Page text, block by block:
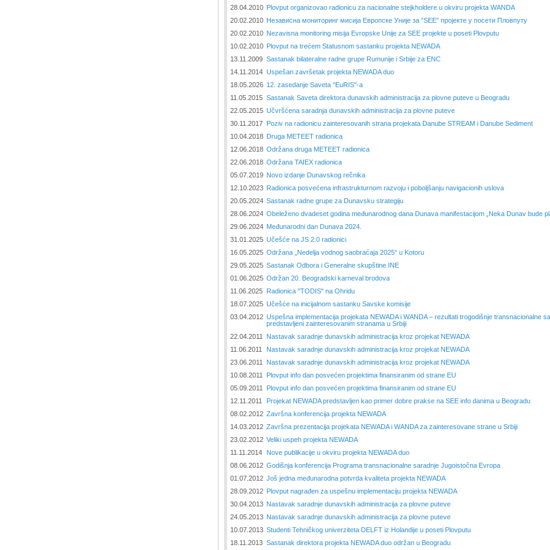
28.04.2010 Plovput organizovao radionicu za nacionalne stejkholdere u okviru projekta WANDA
20.02.2010 Независна мониторинг мисија Европске Уније за ”SEE” пројекте у посети Пловпуту
20.02.2010 Nezavisna monitoring misija Evropske Unije za SEE projekte u poseti Plovputu
10.02.2010 Plovput na trećem Statusnom sastanku projekta NEWADA
13.11.2009 Sastanak bilateralne radne grupe Rumunije i Srbije za ENC
14.11.2014 Uspešan završetak projekta NEWADA duo
18.05.2026 12. zasedanje Saveta "EuRIS"-a
11.05.2015 Sastanak Saveta direktora dunavskih administracija za plovne puteve u Beogradu
22.05.2015 Učvršćena saradnja dunavskih administracija za plovne puteve
30.11.2017 Poziv na radionicu zainteresovanih strana projekata Danube STREAM i Danube Sediment
10.04.2018 Druga METEET radionica
12.06.2018 Održana druga METEET radionica
22.06.2018 Održana TAIEX radionica
05.07.2019 Novo izdanje Dunavskog rečnika
12.10.2023 Radionica posvećena infrastrukturnom razvoju i poboljšanju navigacionih uslova
20.05.2024 Sastanak radne grupe za Dunavsku strategiju
28.06.2024 Obeleženo dvadeset godina međunarodnog dana Dunava manifestacijom „Neka Dunav bude
29.06.2024 Međunarodni dan Dunava 2024.
31.01.2025 Učešće na JS 2.0 radionici
16.05.2025 Održana „Nedelјa vodnog saobraćaja 2025“ u Kotoru
29.05.2025 Sastanak Odbora i Generalne skupštine INE
01.06.2025 Održan 20. Beogradski karneval brodova
11.06.2025 Radionica "TODIS" na Ohridu
18.07.2025 Učešće na inicijalnom sastanku Savske komisije
03.04.2012 Uspešna implementacija projekata NEWADA i WANDA – rezultati trogodišnje transnacionalne
predstavljeni zainteresovanim stranama u Srbiji
22.04.2011
Nastavak saradnje dunavskih administracija kroz projekat NEWADA
11.06.2011
Nastavak saradnje dunavskih administracija kroz projekat NEWADA
23.06.2011
Nastavak saradnje dunavskih administracija kroz projekat NEWADA
10.08.2011
Plovput info dan posvećen projektima finansiranim od strane EU
05.09.2011
Plovput info dan posvećen projektima finansiranim od strane EU
12.11.2011
Projekat NEWADA predstavljen kao primer dobre prakse na SEE info danima u Beogradu
08.02.2012 Završna konferencija projekta NEWADA
14.03.2012 Završna prezentacija projekata NEWADA i WANDA za zainteresovane strane u Srbiji
23.02.2012 Veliki uspeh projekta NEWADA
11.11.2014
Nove publikacije u okviru projekta NEWADA duo
08.06.2012 Godišnja konferencija Programa transnacionalne saradnje Jugoistočna Evropa
01.07.2012 Još jedna međunarodna potvrda kvaliteta projekta NEWADA
28.09.2012 Plovput nagrađen za uspešnu implementaciju projekta NEWADA
30.04.2013 Nastavak saradnje dunavskih administracija za plovne puteve
24.05.2013 Nastavak saradnje dunavskih administracija za plovne puteve
10.07.2013 Studenti Tehničkog univerziteta DELFT iz Holandije u poseti Plovputu
18.11.2013 Sastanak direktora projekta NEWADA duo održan u Beogradu